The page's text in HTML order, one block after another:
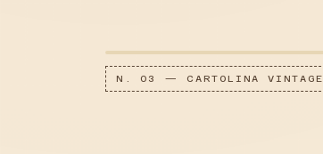
N. 03 — CARTOLINA VINTAGE